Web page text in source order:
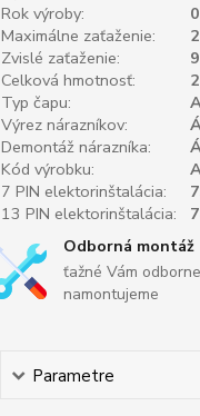
Rok výroby:
Maximálne zaťaženie:
Zvislé zaťaženie:
Celková hmotnosť:
Typ čapu:
Výrez nárazníkov:
Demontáž nárazníka:
Kód výrobku:
7 PIN elektorinštalácia:
13 PIN elektorinštalácia:
Odborná montáž
ťažné Vám odborne
namontujeme
Parametre